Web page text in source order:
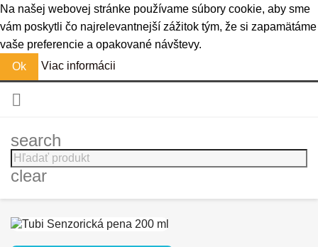
Na našej webovej stránke používame súbory cookie, aby sme
vám poskytli čo najrelevantnejší zážitok tým, že si zapamätáme
vaše preferencie a opakované návštevy.
Ok
Viac informácii

search
clear